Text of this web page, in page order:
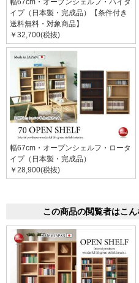
幅67cm・オープンシェルフ・ハイタ
イプ（日本製・完成品）【条件付き
送料無料・対象商品】
￥32,700(税抜)
幅67cm・オープンシェルフ・ロータ
イプ（日本製・完成品）
￥28,900(税抜)
この商品の閲覧者はこ